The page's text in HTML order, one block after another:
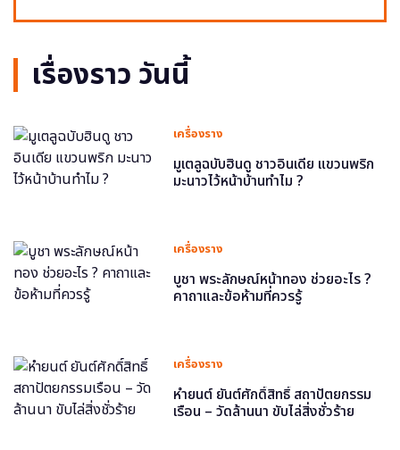
เรื่องราว วันนี้
เครื่องราง
มูเตลูฉบับฮินดู ชาวอินเดีย แขวนพริก
มะนาวไว้หน้าบ้านทำไม ?
เครื่องราง
บูชา พระลักษณ์หน้าทอง ช่วยอะไร ?
คาถาและข้อห้ามที่ควรรู้
เครื่องราง
หำยนต์ ยันต์ศักดิ์สิทธิ์ สถาปัตยกรรม
เรือน – วัดล้านนา ขับไล่สิ่งชั่วร้าย